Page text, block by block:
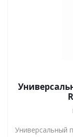
Универсальный